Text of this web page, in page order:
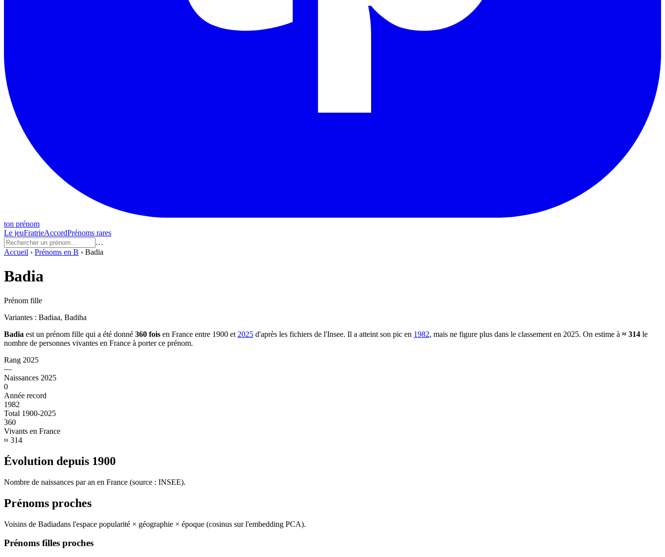
ton prénom
Le jeuFratrieAccordPrénoms rares
…
Accueil › Prénoms en B › Badia
Badia
Prénom fille
Variantes : Badiaa, Badiha
Badia est un prénom fille qui a été donné 360 fois en France entre 1900 et 2025 d'après les fichiers de l'Insee. Il a atteint son pic en 1982, mais ne figure plus dans le classement en 2025. On estime à ≈ 314 le
nombre de personnes vivantes en France à porter ce prénom.
Rang 2025
—
Naissances 2025
0
Année record
1982
Total 1900-2025
360
Vivants en France
≈ 314
Évolution depuis 1900
Nombre de naissances par an en France (source : INSEE).
Prénoms proches
Voisins de Badiadans l'espace popularité × géographie × époque (cosinus sur l'embedding PCA).
Prénoms filles proches